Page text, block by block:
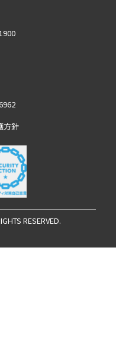
方針
RESERVED.